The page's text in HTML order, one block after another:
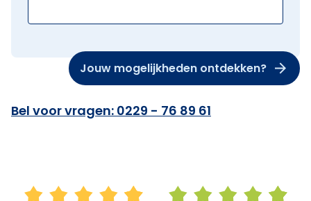
Jouw mogelijkheden ontdekken?
Bel voor vragen: 0229 - 76 89 61